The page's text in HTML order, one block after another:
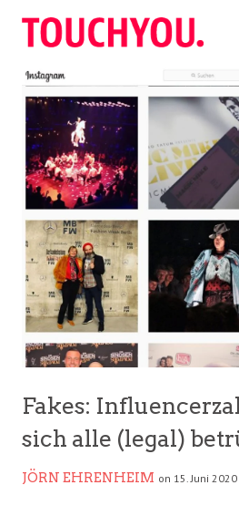
Fakes:
sich alle (legal)
JÖRN EHRENHEIM on 15. Juni